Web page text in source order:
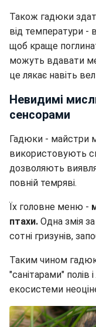
Також гадюки
від температури -
щоб краще
можуть вдавати
це лякає навіть
Невидимі
сенсорами
Гадюки - майстри
використовують
дозволяють
повній темряві.
Їх головне меню -
птахи. Одна змія
сотні гризунів,
Таким чином
"санітарами" полів
екосистеми